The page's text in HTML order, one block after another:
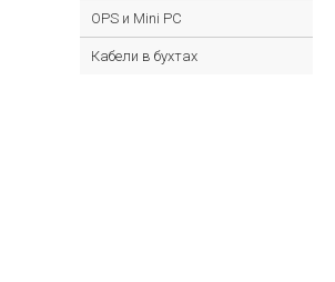
OPS и Mini PC
Кабели в бухтах